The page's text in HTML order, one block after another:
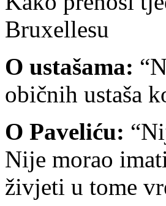
Bruxellesu
O ustašama:
običnih ustaša
O Paveliću:
Nije morao
živjeti u tome